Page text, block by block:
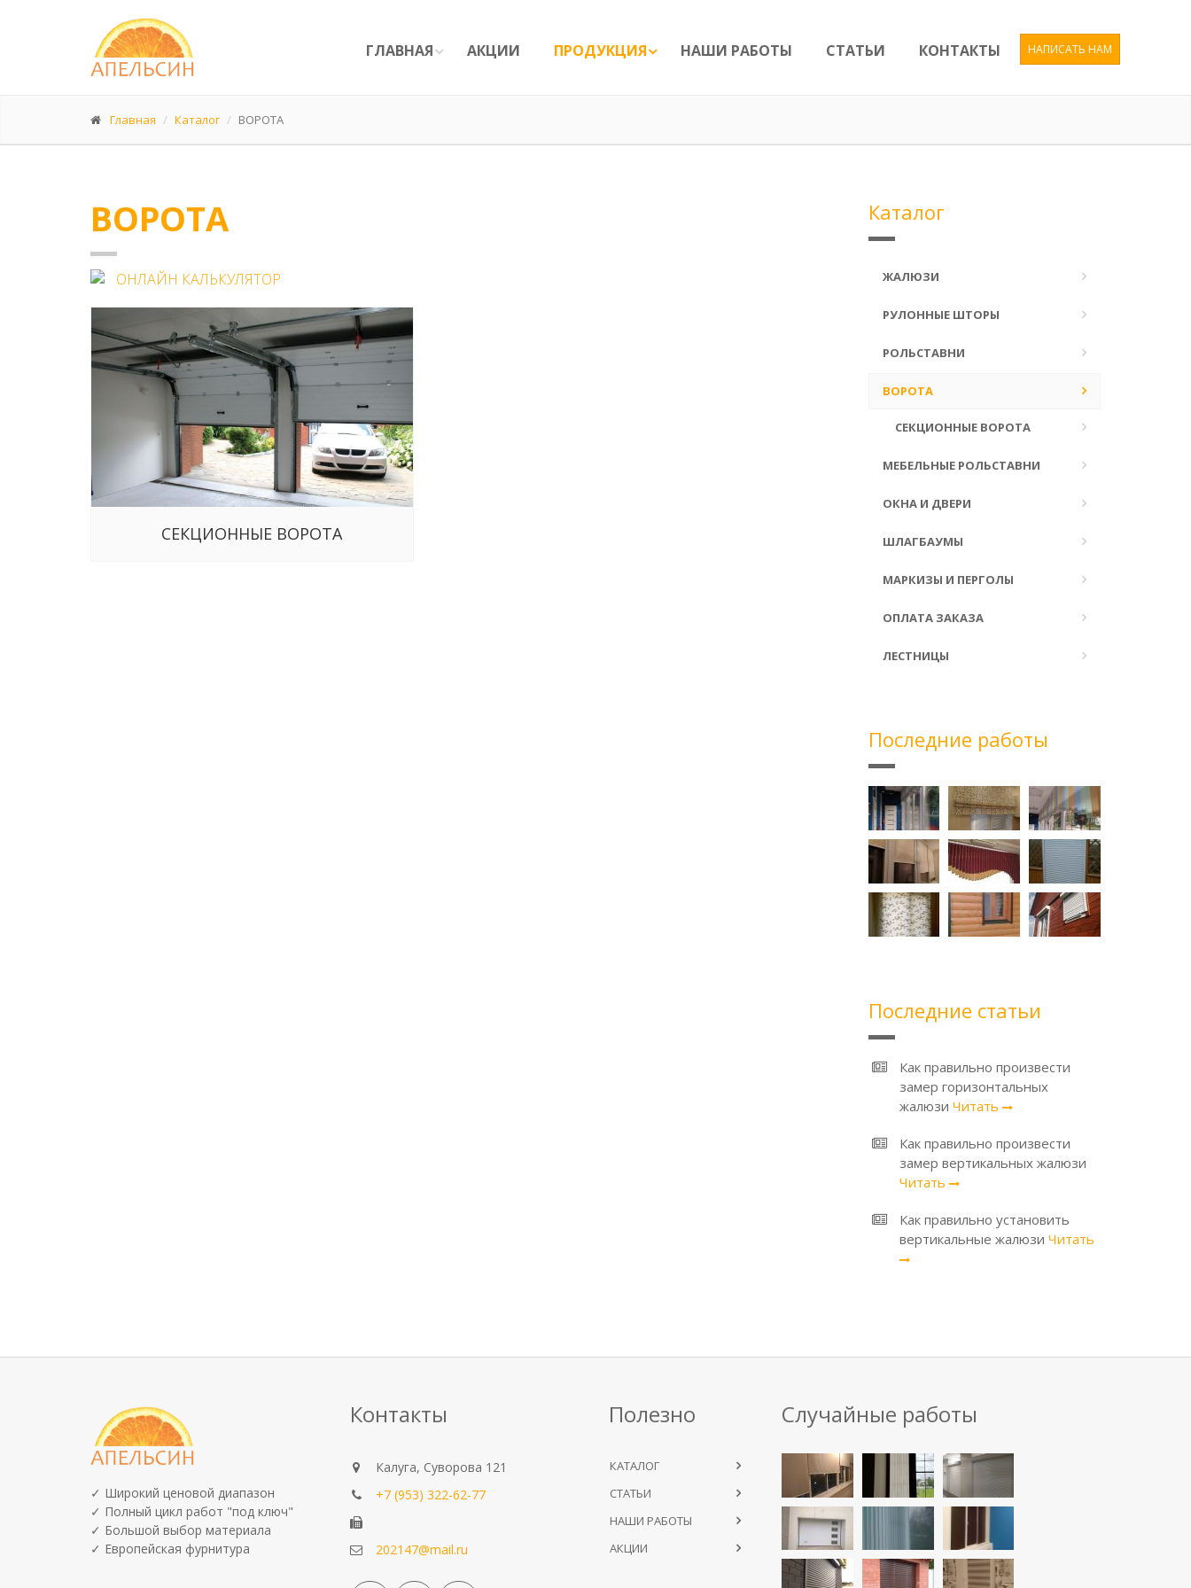
ГЛАВНАЯ АКЦИИ ПРОДУКЦИЯ НАШИ РАБОТЫ СТАТЬИ КОНТАКТЫ НАПИСАТЬ НАМ
Главная Каталог ВОРОТА
ВОРОТА
СЕКЦИОННЫЕ ВОРОТА
Каталог
ЖАЛЮЗИ
РУЛОННЫЕ ШТОРЫ
РОЛЬСТАВНИ
ВОРОТА
СЕКЦИОННЫЕ ВОРОТА
МЕБЕЛЬНЫЕ РОЛЬСТАВНИ
ОКНА И ДВЕРИ
ШЛАГБАУМЫ
МАРКИЗЫ И ПЕРГОЛЫ
ОПЛАТА ЗАКАЗА
ЛЕСТНИЦЫ
Последние работы
Последние статьи
Как правильно произвести
замер горизонтальных
жалюзи Читать
Как правильно произвести
замер вертикальных жалюзи
Читать
Как правильно установить
вертикальные жалюзи Читать
✓ Широкий ценовой диапазон
✓ Полный цикл работ "под ключ"
✓ Большой выбор материала
✓ Европейская фурнитура
Контакты
Калуга, Суворова 121
+7 (953) 322-62-77
202147@mail.ru
Полезно
КАТАЛОГ
СТАТЬИ
НАШИ РАБОТЫ
АКЦИИ
Случайные работы